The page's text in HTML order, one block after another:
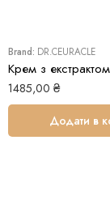
Brand: DR.CEURACLE
1485,00 ₴
Додати в